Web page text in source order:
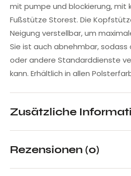
mit pumpe und blockierung, mit
Fußstütze Storest. Die
Neigung verstellbar, um
Sie ist auch abnehmbar, sodass
oder andere Standarddienste
kann. Erhältlich in allen
Zusätzliche
Rezensionen (0)